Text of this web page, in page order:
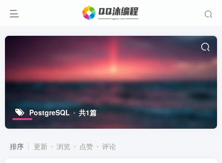
PostgreSQL 共1篇
排序 更新 浏览 点赞 评论